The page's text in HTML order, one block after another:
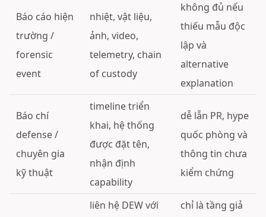
Báo cáo hiện
trường /
forensic
event
nhiệt, vật liệu,
ảnh, video,
telemetry, chain
of custody
không đủ nếu
thiếu mẫu độc
lập và
alternative
explanation
Báo chí
defense /
chuyên gia
kỹ thuật
timeline triển
khai, hệ thống
được đặt tên,
nhận định
capability
dễ lẫn PR, hype
quốc phòng và
thông tin chưa
kiểm chứng
liên hệ DEW với
chỉ là tầng giả